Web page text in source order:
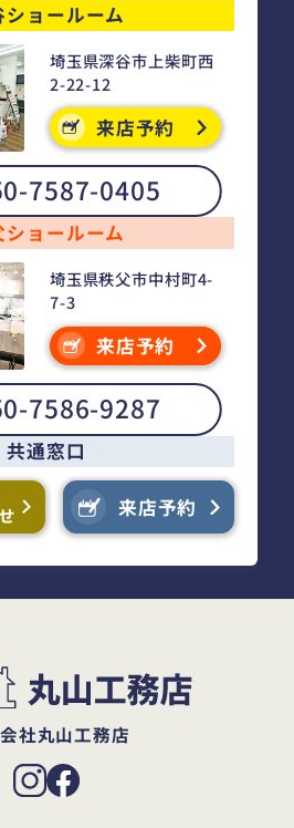
ショールーム
埼玉県深谷市上柴町西
2-22-12
来店予約
7587-0405
ショールーム
埼玉県秩父市中村町4-
7-3
来店予約
7586-9287
共通窓口
来店予約
社丸山工務店